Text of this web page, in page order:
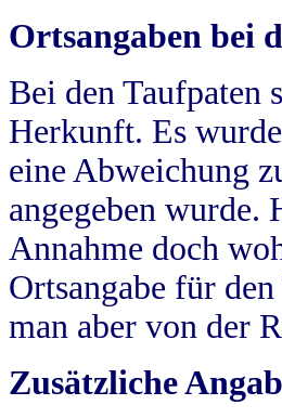
Ortsangaben bei
Bei den Taufpaten
Herkunft. Es
eine Abweichung
angegeben wurde.
Annahme doch
Ortsangabe für
man aber von der
Zusätzliche